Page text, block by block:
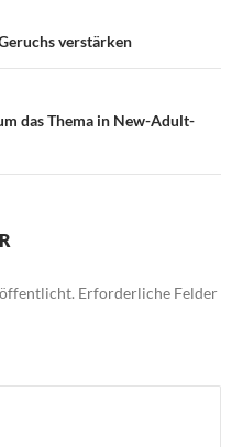
verstärken
das Thema in New-Adult-
Erforderliche Felder